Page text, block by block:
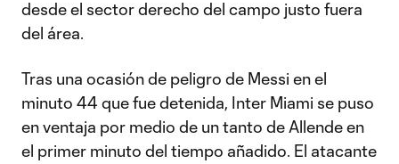
desde el sector derecho del campo justo fuera
del área.
Tras una ocasión de peligro de Messi en el
minuto 44 que fue detenida, Inter Miami se puso
en ventaja por medio de un tanto de Allende en
el primer minuto del tiempo añadido. El atacante